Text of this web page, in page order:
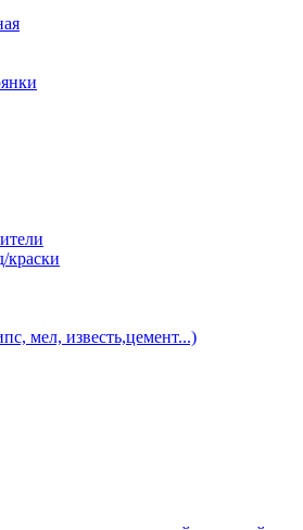
краски
мел, известь,цемент...)